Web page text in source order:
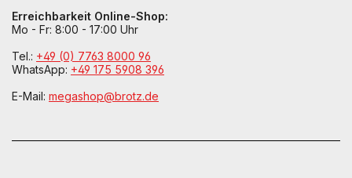
Erreichbarkeit Online-Shop:
Mo - Fr: 8:00 - 17:00 Uhr
Tel.: +49 (0) 7763 8000 96
WhatsApp: +49 175 5908 396
E-Mail: megashop@brotz.de